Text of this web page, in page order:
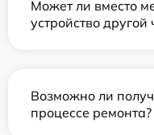
Может ли вместо
устройство другой
Возможно ли
процессе ремонта?